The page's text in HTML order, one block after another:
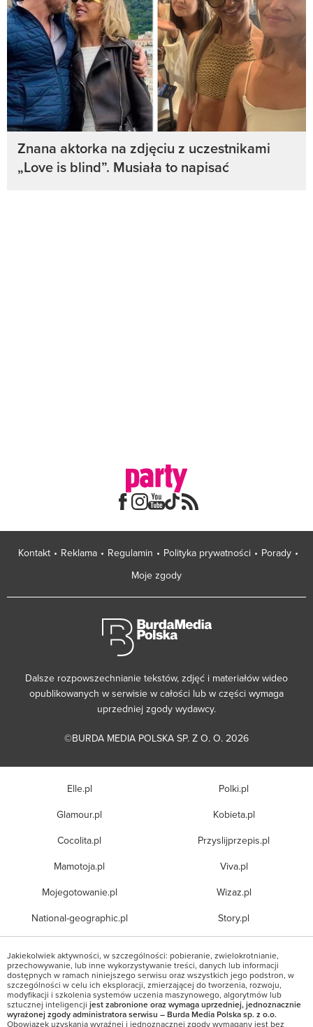
Znana aktorka na zdjęciu z uczestnikami
„Love is blind”. Musiała to napisać
Kontakt Reklama Regulamin Polityka prywatności
Porady
Moje zgody
Dalsze rozpowszechnianie tekstów, zdjęć i materiałów wideo
opublikowanych w serwisie w całości lub w części wymaga
uprzedniej zgody wydawcy.
©BURDA MEDIA POLSKA SP. Z O. O. 2026
Elle.pl
Glamour.pl
Cocolita.pl
Mamotoja.pl
Mojegotowanie.pl
National-geographic.pl
Polki.pl
Kobieta.pl
Przyslijprzepis.pl
Viva.pl
Wizaz.pl
Story.pl
Jakiekolwiek aktywności, w szczególności: pobieranie, zwielokrotnianie,
przechowywanie, lub inne wykorzystywanie treści, danych lub informacji
dostępnych w ramach niniejszego serwisu oraz wszystkich jego podstron, w
szczególności w celu ich eksploracji, zmierzającej do tworzenia, rozwoju,
modyfikacji i szkolenia systemów uczenia maszynowego, algorytmów lub
sztucznej inteligencji jest zabronione oraz wymaga uprzedniej, jednoznacznie
wyrażonej zgody administratora serwisu – Burda Media Polska sp. z o.o.
Obowiązek uzyskania wyraźnej i jednoznacznej zgody wymagany jest bez